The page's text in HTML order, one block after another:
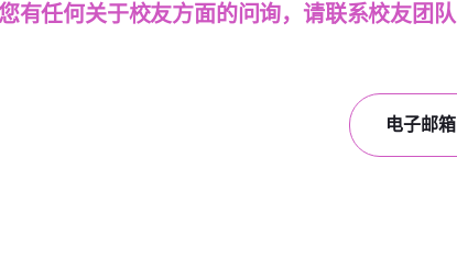
有任何关于校友方面的问询，请联系校友团队
电子邮箱